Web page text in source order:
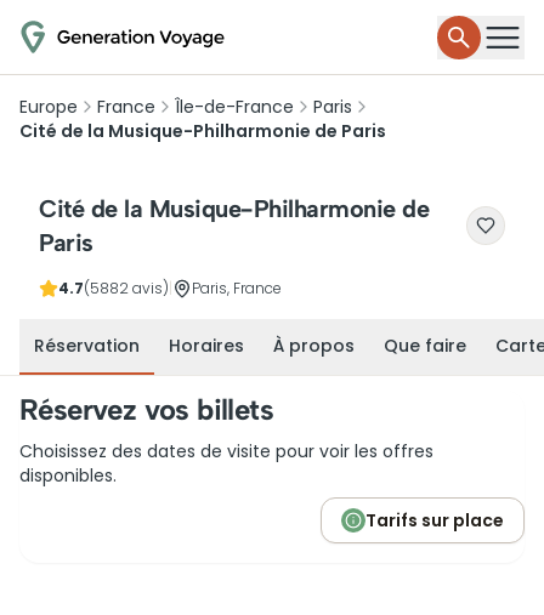
Europe France Île-de-France
Paris
Cité de la Musique-Philharmonie de Paris
Cité de la Musique-Philharmonie de
Paris
4.7(5882 avis) Paris, France
Réservation Horaires À propos Que faire
Réservez vos billets
Choisissez des dates de visite pour voir les offres
disponibles.
Tarifs sur place